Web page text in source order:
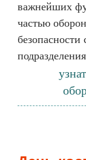
важнейших
частью